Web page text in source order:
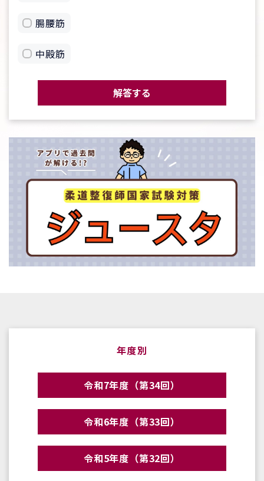
腸腰筋
中殿筋
解答する
年度別
令和7年度（第34回）
令和6年度（第33回）
令和5年度（第32回）